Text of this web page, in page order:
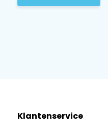
Klantenservice